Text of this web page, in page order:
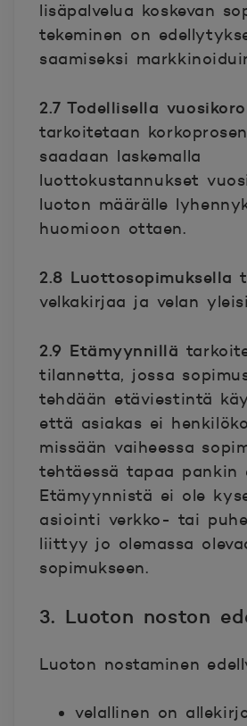
lisäpalvelua koskevan
tekeminen on
saamiseksi
2.7 Todellisella
tarkoitetaan
saadaan laskemalla
luottokustannukset
luoton määrälle
huomioon ottaen.
2.8 Luottosopimuksella
velkakirjaa ja velan
2.9 Etämyynnillä
tilannetta, jossa
tehdään etäviestintä
että asiakas ei
missään vaiheessa
tehtäessä tapaa pankin
Etämyynnistä ei ole
asiointi verkko- tai
liittyy jo olemassa
sopimukseen.
3. Luoton noston
Luoton nostaminen
velallinen on